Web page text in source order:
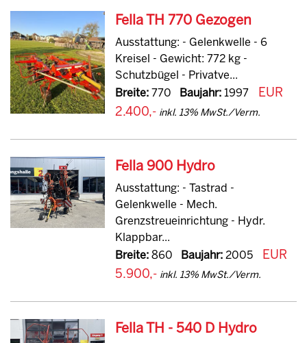
Fella TH 770 Gezogen
Ausstattung: - Gelenkwelle - 6
Kreisel - Gewicht: 772 kg -
Schutzbügel - Privatve...
Breite:770 Baujahr:1997
EUR
2.400,- inkl. 13% MwSt./Verm.
Fella 900 Hydro
Ausstattung: - Tastrad -
Gelenkwelle - Mech.
Grenzstreueinrichtung - Hydr.
Klappbar...
Breite:860 Baujahr:2005
EUR
5.900,- inkl. 13% MwSt./Verm.
Fella TH - 540 D Hydro